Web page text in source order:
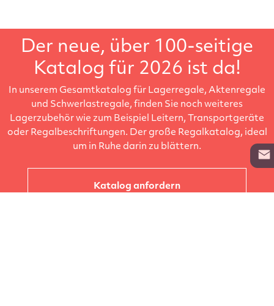
Der neue, über 100-seitige
Katalog für 2026 ist da!
In unserem Gesamtkatalog für Lagerregale, Aktenregale
und Schwerlastregale, finden Sie noch weiteres
Lagerzubehör wie zum Beispiel Leitern, Transportgeräte
oder Regalbeschriftungen. Der große Regalkatalog, ideal
um in Ruhe darin zu blättern.
Katalog anfordern